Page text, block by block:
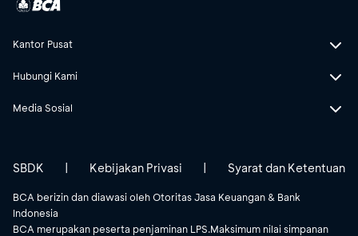
Kantor Pusat
Hubungi Kami
Media Sosial
BCA berizin dan diawasi oleh Otoritas Jasa Keuangan & Bank
Indonesia
BCA merupakan peserta penjaminan LPS.Maksimum nilai simpanan
SBDK Kebijakan Privasi Syarat dan Ketentuan